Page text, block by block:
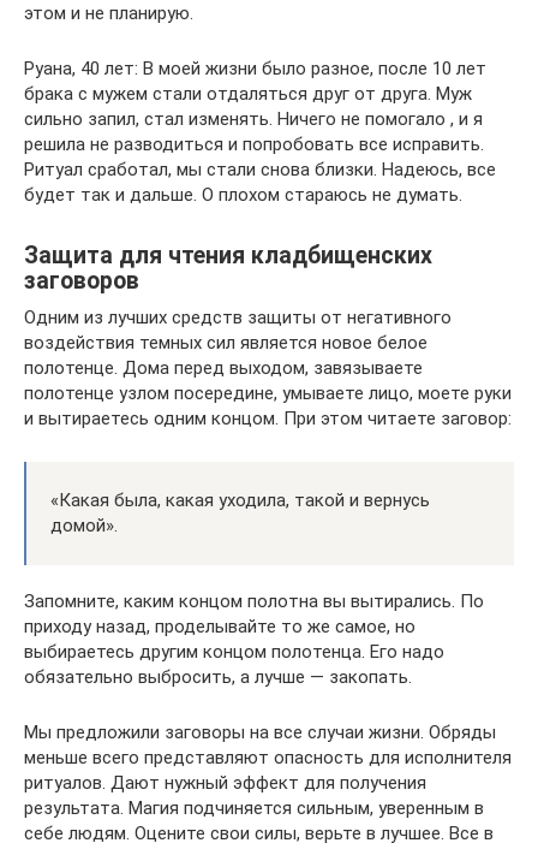
этом и не планирую.
Руана, 40 лет: В моей жизни было разное, после 10 лет
брака с мужем стали отдаляться друг от друга. Муж
сильно запил, стал изменять. Ничего не помогало , и я
решила не разводиться и попробовать все исправить.
Ритуал сработал, мы стали снова близки. Надеюсь, все
будет так и дальше. О плохом стараюсь не думать.
Защита для чтения кладбищенских
заговоров
Одним из лучших средств защиты от негативного
воздействия темных сил является новое белое
полотенце. Дома перед выходом, завязываете
полотенце узлом посередине, умываете лицо, моете руки
и вытираетесь одним концом. При этом читаете заговор:
«Какая была, какая уходила, такой и вернусь
домой».
Запомните, каким концом полотна вы вытирались. По
приходу назад, проделывайте то же самое, но
выбираетесь другим концом полотенца. Его надо
обязательно выбросить, а лучше — закопать.
Мы предложили заговоры на все случаи жизни. Обряды
меньше всего представляют опасность для исполнителя
ритуалов. Дают нужный эффект для получения
результата. Магия подчиняется сильным, уверенным в
себе людям. Оцените свои силы, верьте в лучшее. Все в